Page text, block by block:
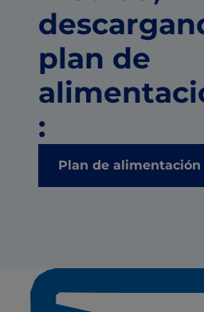
plan de
:
Plan de alimentación